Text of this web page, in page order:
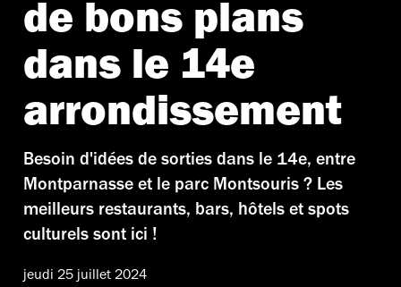
de bons plans
dans le 14e
arrondissement
Besoin d'idées de sorties dans le 14e, entre
Montparnasse et le parc Montsouris ? Les
meilleurs restaurants, bars, hôtels et spots
culturels sont ici !
jeudi 25 juillet 2024